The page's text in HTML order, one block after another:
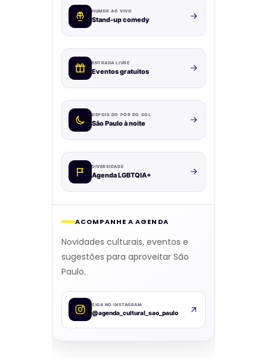
HUMOR AO VIVO
Stand-up comedy
ENTRADA LIVRE
Eventos gratuitos
DEPOIS DO PÔR DO SOL
São Paulo à noite
DIVERSIDADE
Agenda LGBTQIA+
ACOMPANHE A AGENDA
Novidades culturais, eventos e
sugestões para aproveitar São
Paulo.
SIGA NO INSTAGRAM
@agenda_cultural_sao_paulo